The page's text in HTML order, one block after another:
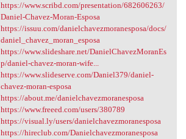
https://www.scribd.com/presentation/682606263/
Daniel-Chavez-Moran-Esposa
https://issuu.com/danielchavezmoranesposa/docs/
daniel_chavez_moran_esposa
https://www.slideshare.net/DanielChavezMoranEs
p/daniel-chavez-moran-wife...
https://www.slideserve.com/Daniel379/daniel-
chavez-moran-esposa
https://about.me/danielchavezmoranesposa
https://www.freeed.com/users/380789
https://visual.ly/users/danielchavezmoranesposa
https://hireclub.com/Danielchavezmoranesposa